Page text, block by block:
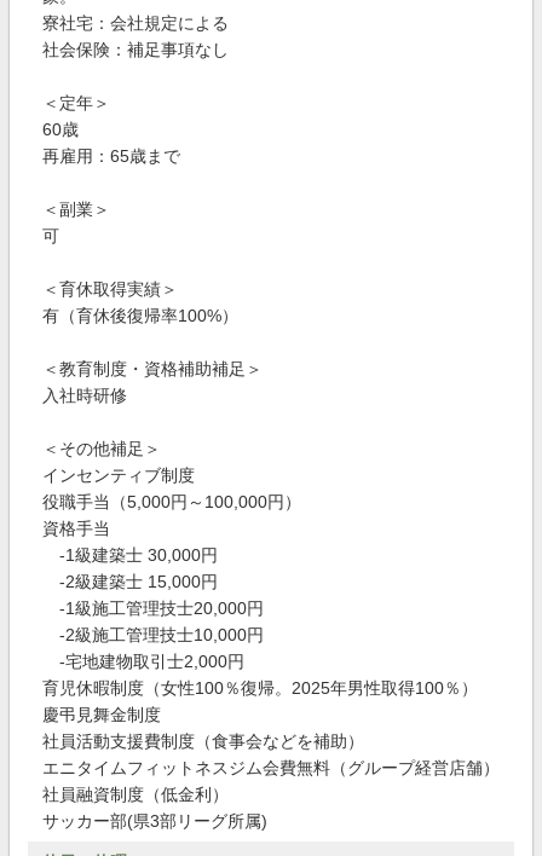
寮社宅：会社規定による
社会保険：補足事項なし
＜定年＞
60歳
再雇用：65歳まで
＜副業＞
可
＜育休取得実績＞
有（育休後復帰率100%）
＜教育制度・資格補助補足＞
入社時研修
＜その他補足＞
インセンティブ制度
役職手当（5,000円～100,000円）
資格手当
-1級建築士 30,000円
-2級建築士 15,000円
-1級施工管理技士20,000円
-2級施工管理技士10,000円
-宅地建物取引士2,000円
育児休暇制度（女性100％復帰。2025年男性取得100％）
慶弔見舞金制度
社員活動支援費制度（食事会などを補助）
エニタイムフィットネスジム会費無料（グループ経営店舗）
社員融資制度（低金利）
サッカー部(県3部リーグ所属)